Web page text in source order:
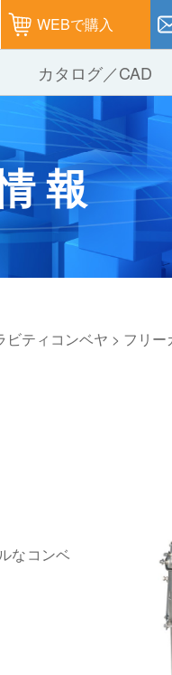
WEBで購入
イズシステム
カタログ／CAD
報
ビティコンベヤ > フリー
なコンベ